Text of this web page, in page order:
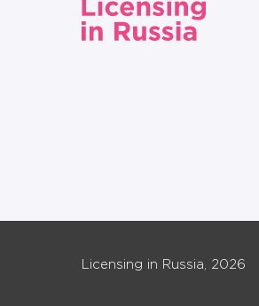
Licensing in Russia, 2026